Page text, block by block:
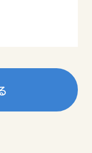
目的を
じた必